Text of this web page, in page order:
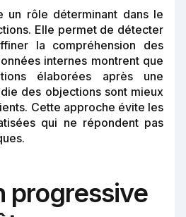
un rôle déterminant dans le
Elle permet de détecter
la compréhension des
internes montrent que
élaborées après une
des objections sont mieux
Cette approche évite les
qui ne répondent pas
progressive